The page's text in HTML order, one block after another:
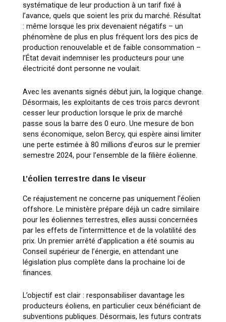
systématique de leur production à un tarif fixé à
l’avance, quels que soient les prix du marché. Résultat
: même lorsque les prix devenaient négatifs – un
phénomène de plus en plus fréquent lors des pics de
production renouvelable et de faible consommation –
l’État devait indemniser les producteurs pour une
électricité dont personne ne voulait.
Avec les avenants signés début juin, la logique change.
Désormais, les exploitants de ces trois parcs devront
cesser leur production lorsque le prix de marché
passe sous la barre des 0 euro. Une mesure de bon
sens économique, selon Bercy, qui espère ainsi limiter
une perte estimée à 80 millions d’euros sur le premier
semestre 2024, pour l’ensemble de la filière éolienne.
L’éolien terrestre dans le viseur
Ce réajustement ne concerne pas uniquement l’éolien
offshore. Le ministère prépare déjà un cadre similaire
pour les éoliennes terrestres, elles aussi concernées
par les effets de l’intermittence et de la volatilité des
prix. Un premier arrêté d’application a été soumis au
Conseil supérieur de l’énergie, en attendant une
législation plus complète dans la prochaine loi de
finances.
L’objectif est clair : responsabiliser davantage les
producteurs éoliens, en particulier ceux bénéficiant de
subventions publiques. Désormais, les futurs contrats